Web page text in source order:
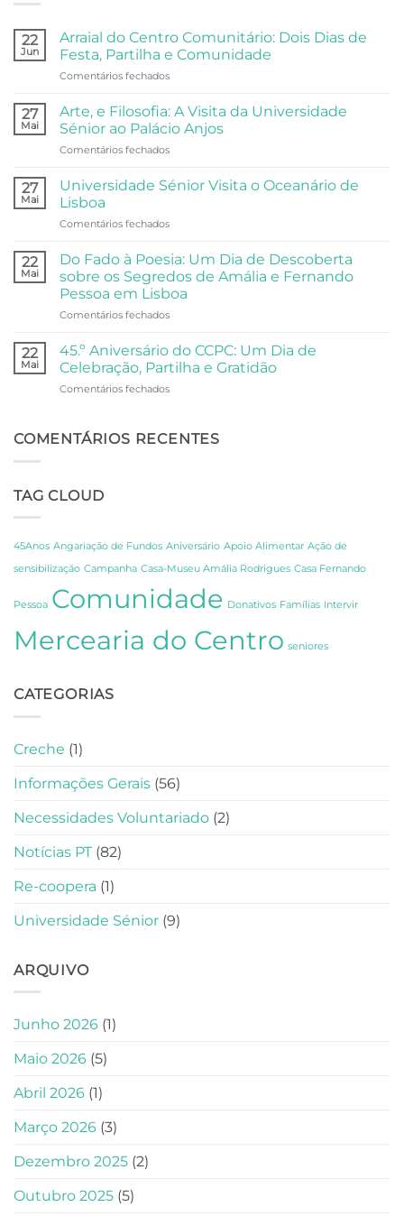
22
Jun
Arraial do Centro Comunitário: Dois Dias de
Festa, Partilha e Comunidade
Comentários fechadosem
do
Centro
Comunitário:
Dois
de
e
27
Mai
Arte, e Filosofia: A Visita da Universidade
Sénior ao Palácio Anjos
Comentários fechadosem
e
Visita
Universidade
Sénior
Palácio
Anjos
27
Mai
Universidade Sénior Visita o Oceanário de
Lisboa
Comentários fechadosem
Sénior
Visita
o
Oceanário
de
22
Mai
Do Fado à Poesia: Um Dia de Descoberta
sobre os Segredos de Amália e Fernando
Pessoa em Lisboa
Comentários fechadosem
Fado
à
Poesia:
Um
Descoberta
Fernando
em
Lisboa
22
Mai
45.º Aniversário do CCPC: Um Dia de
Celebração, Partilha e Gratidão
Comentários fechadosem
do
e
COMENTÁRIOS RECENTES
TAG CLOUD
45Anos Angariação de Fundos Aniversário Apoio Alimentar Ação de
sensibilização Campanha Casa-Museu Amália Rodrigues Casa Fernando
Pessoa Comunidade Donativos Famílias Intervir
Mercearia do Centro seniores
CATEGORIAS
Creche (1)
Informações Gerais (56)
Necessidades Voluntariado (2)
Notícias PT (82)
Re-coopera (1)
Universidade Sénior (9)
ARQUIVO
Junho 2026 (1)
Maio 2026 (5)
Abril 2026 (1)
Março 2026 (3)
Dezembro 2025 (2)
Outubro 2025 (5)